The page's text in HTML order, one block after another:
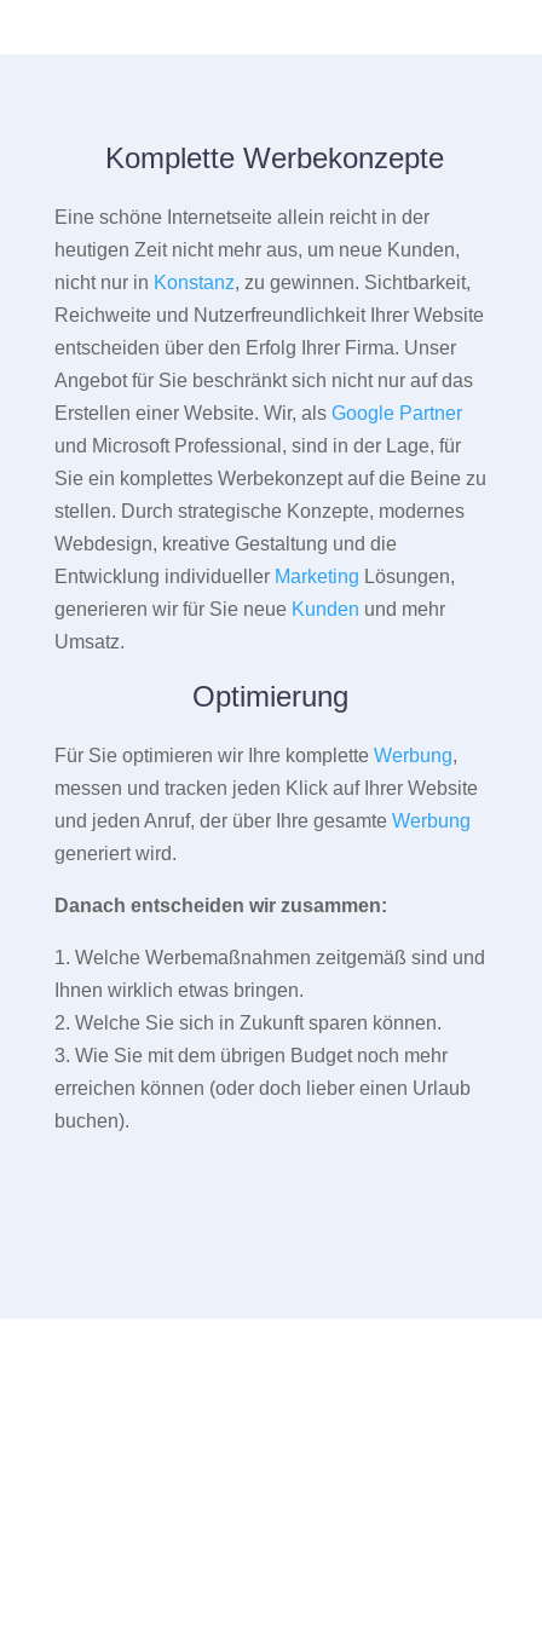
Komplette Werbekonzepte
Eine schöne Internetseite allein reicht in der
heutigen Zeit nicht mehr aus, um neue Kunden,
nicht nur in Konstanz, zu gewinnen. Sichtbarkeit,
Reichweite und Nutzerfreundlichkeit Ihrer Website
entscheiden über den Erfolg Ihrer Firma. Unser
Angebot für Sie beschränkt sich nicht nur auf das
Erstellen einer Website. Wir, als Google Partner
und Microsoft Professional, sind in der Lage, für
Sie ein komplettes Werbekonzept auf die Beine zu
stellen. Durch strategische Konzepte, modernes
Webdesign, kreative Gestaltung und die
Entwicklung individueller Marketing Lösungen,
generieren wir für Sie neue Kunden und mehr
Umsatz.
Optimierung
Für Sie optimieren wir Ihre komplette Werbung,
messen und tracken jeden Klick auf Ihrer Website
und jeden Anruf, der über Ihre gesamte Werbung
generiert wird.
Danach entscheiden wir zusammen:
1. Welche Werbemaßnahmen zeitgemäß sind und
Ihnen wirklich etwas bringen.
2. Welche Sie sich in Zukunft sparen können.
3. Wie Sie mit dem übrigen Budget noch mehr
erreichen können (oder doch lieber einen Urlaub
buchen).